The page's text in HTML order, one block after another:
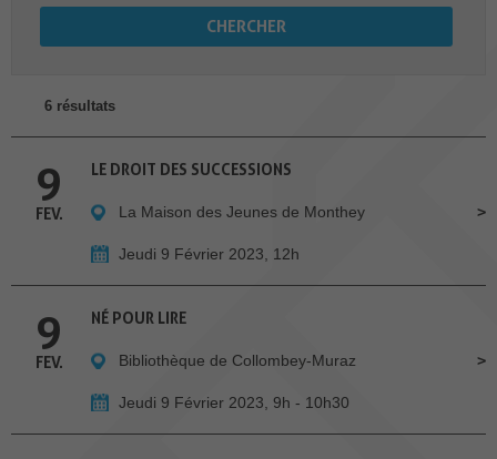
6 résultats
9
FEV.
LE DROIT DES SUCCESSIONS
La Maison des Jeunes de Monthey
Jeudi 9 Février 2023, 12h
9
FEV.
NÉ POUR LIRE
Bibliothèque de Collombey-Muraz
Jeudi 9 Février 2023, 9h - 10h30